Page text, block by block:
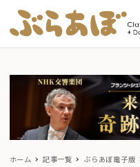
ホーム 記事一覧 ぶらあぼ電子版